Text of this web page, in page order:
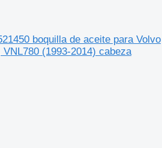
boquilla de aceite para Volvo
(1993-2014) cabeza